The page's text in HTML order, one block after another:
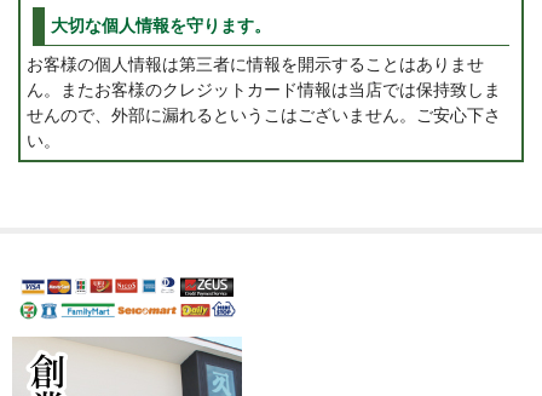
大切な個人情報を守ります。
お客様の個人情報は第三者に情報を開示することはありませ
ん。またお客様のクレジットカード情報は当店では保持致しま
せんので、外部に漏れるというこはございません。ご安心下さ
い。